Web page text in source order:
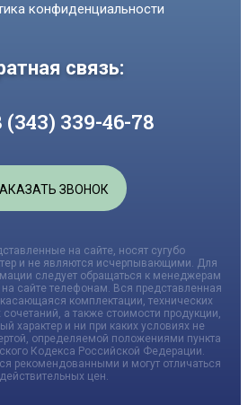
конфиденциальности
связь:
(343) 339-46-78
ЗВОНОК
на сайте, носят сугубо
и не являются исчерпывающими. Для
следует обращаться к менеджерам
сайте телефонам. Вся представленная
комплектации, технических
сочетаний, а также стоимости продукции,
характер и ни при каких условиях не
определяемой положениями пункта
Кодекса Российской Федерации.
рекомендованными и могут отличаться
цен.